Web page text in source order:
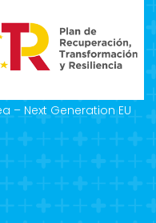
– Next Generation EU